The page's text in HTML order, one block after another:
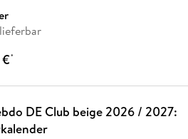
*
DE Club beige 2026 / 2027: